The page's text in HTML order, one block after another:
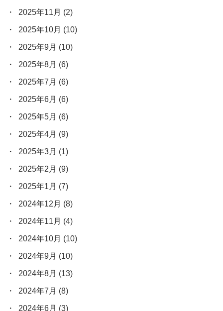
2025年11月 (2)
2025年10月 (10)
2025年9月 (10)
2025年8月 (6)
2025年7月 (6)
2025年6月 (6)
2025年5月 (6)
2025年4月 (9)
2025年3月 (1)
2025年2月 (9)
2025年1月 (7)
2024年12月 (8)
2024年11月 (4)
2024年10月 (10)
2024年9月 (10)
2024年8月 (13)
2024年7月 (8)
2024年6月 (3)